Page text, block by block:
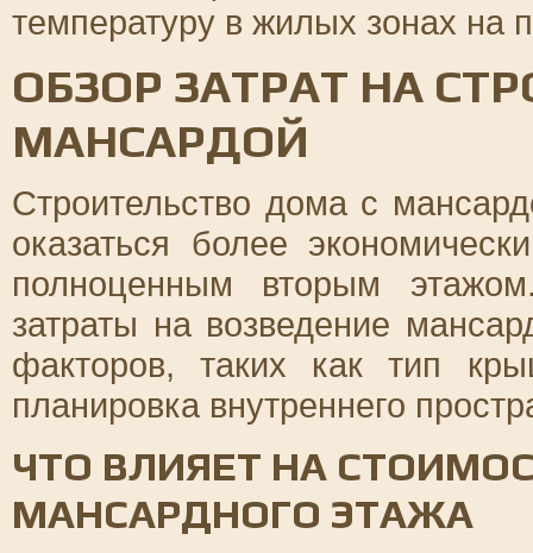
температуру в жилых зонах на
ОБЗОР ЗАТРАТ НА
МАНСАРДОЙ
Строительство дома с
оказаться более
полноценным вторым
затраты на возведение
факторов, таких как тип
планировка внутреннего
ЧТО ВЛИЯЕТ НА
МАНСАРДНОГО ЭТАЖА